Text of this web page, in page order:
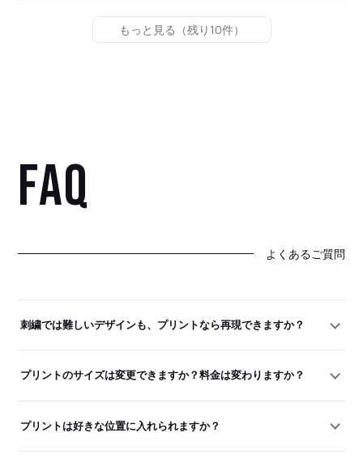
もっと見る（残り10件）
FAQ
よくあるご質問
刺繍では難しいデザインも、プリントなら再現できますか？
プリントのサイズは変更できますか？料金は変わりますか？
プリントは好きな位置に入れられますか？